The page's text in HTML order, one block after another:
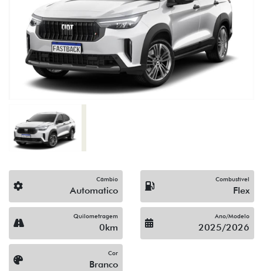
Previous
Câmbio
Automatico
Combustível
Flex
Quilometragem
0km
Ano/Modelo
2025/2026
Cor
Branco